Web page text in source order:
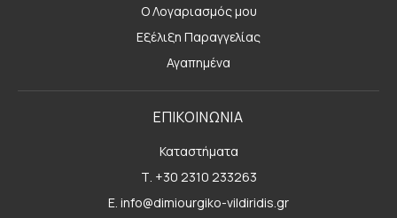
Ο Λογαριασμός μου
Εξέλιξη Παραγγελίας
Αγαπημένα
ΕΠΙΚΟΙΝΩΝΙΑ
Καταστήματα
Τ. +30 2310 233263
E. info@dimiourgiko-vildiridis.gr